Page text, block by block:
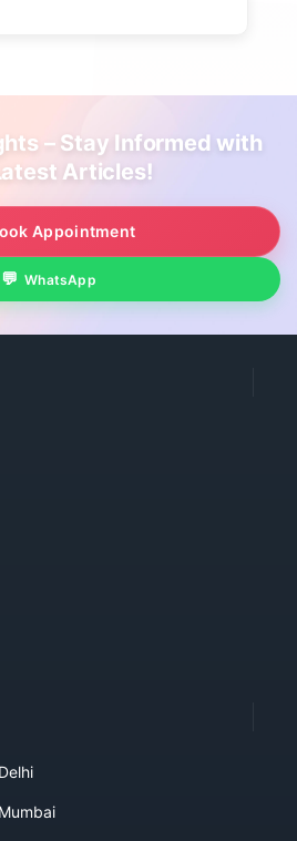
– Stay Informed with
Articles!
Appointment
WhatsApp